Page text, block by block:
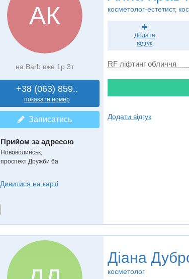
АК
на Barb вже 1р 3т
+38 (063) 859..
показати номер
Записатись
Прийом за адресою
Нововолинськ,
проспект Дружби 6а
Дивитися на карті
косметолог-естетист,
Додати
відгук
RF ліфтинг обличчя
Додати відгук
Діана
косметолог